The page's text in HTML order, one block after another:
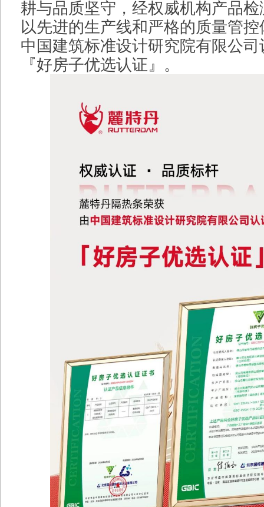
耕与品质坚守，经权威机构产品
以先进的生产线和严格的质量管
中国建筑标准设计研究院有限公
『好房子优选认证』。